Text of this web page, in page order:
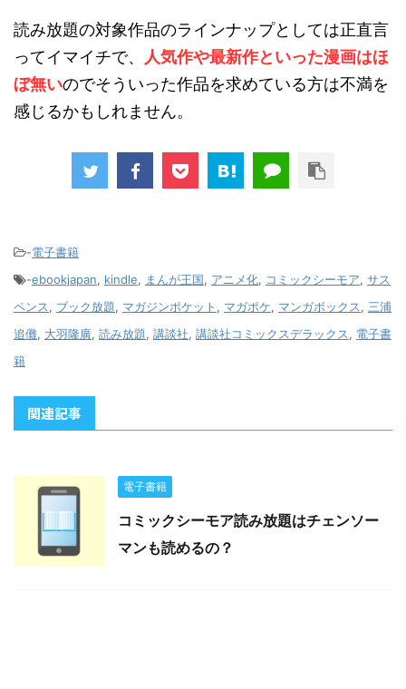
読み放題の対象作品のラインナップとしては正直言
ってイマイチで、
人気作や最新作といった漫画はほ
ぼ無いのでそういった作品を求めている方は不満を
感じるかもしれません。
-電子書籍
-ebookjapan, kindle, まんが王国, アニメ化, コミックシーモア, サス
ペンス, ブック放題, マガジンポケット , マガポケ, マンガボックス, 三浦
追儺, 大羽隆廣, 読み放題, 講談社, 講談社コミックスデラックス, 電子書
籍
関連記事
電子書籍
コミックシーモア読み放題はチェンソー
マンも読めるの？